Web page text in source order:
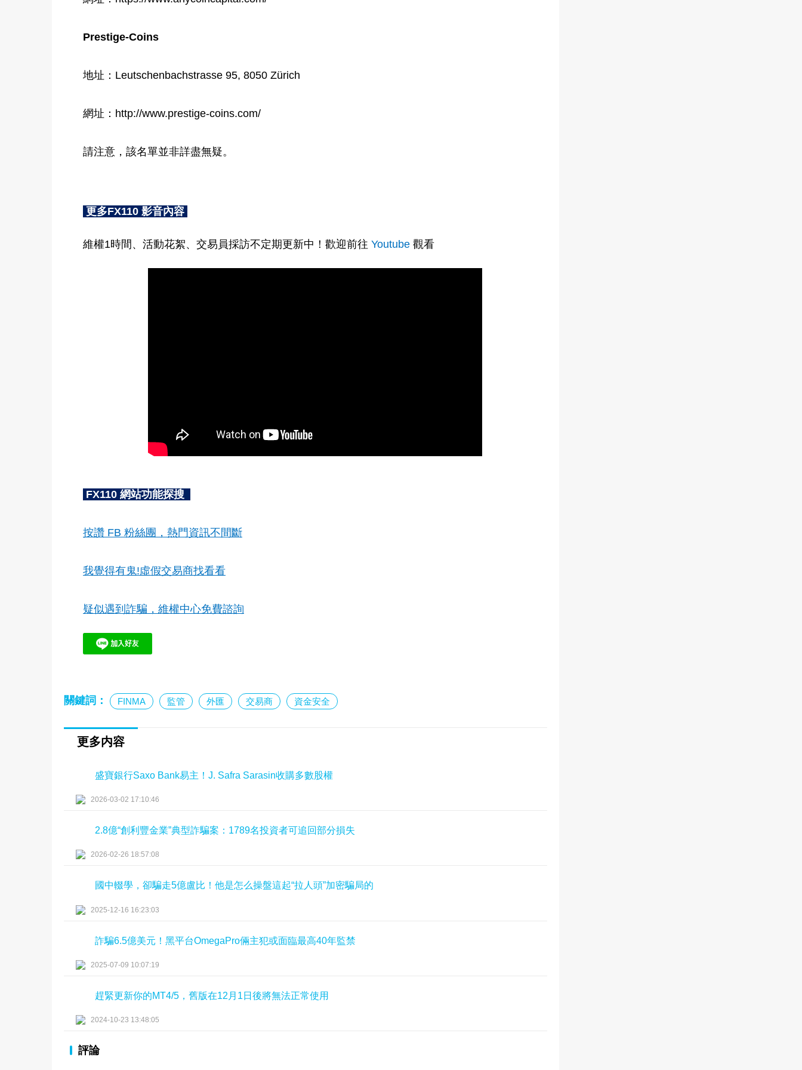
Prestige-Coins
地址：Leutschenbachstrasse 95, 8050 Zürich
網址：http://www.prestige-coins.com/
請注意，該名單並非詳盡無疑。
更多FX110 影音內容
維權1時間、活動花絮、交易員採訪不定期更新中！歡迎前往 Youtube 觀看
FX110 網站功能探搜
按讚 FB 粉絲團，熱門資訊不間斷
我覺得有鬼!虛假交易商找看看
疑似遇到詐騙，維權中心免費諮詢
關鍵詞： FINMA 監管 外匯 交易商 資金安全
更多内容
盛寶銀行Saxo Bank易主！J. Safra Sarasin收購多數股權
2026-03-02 17:10:46
2.8億“創利豐金業”典型詐騙案：1789名投資者可追回部分損失
2026-02-26 18:57:08
國中輟學，卻騙走5億盧比！他是怎么操盤這起“拉人頭”加密騙局的
2025-12-16 16:23:03
詐騙6.5億美元！黑平台OmegaPro倆主犯或面臨最高40年監禁
2025-07-09 10:07:19
趕緊更新你的MT4/5，舊版在12月1日後將無法正常使用
2024-10-23 13:48:05
評論